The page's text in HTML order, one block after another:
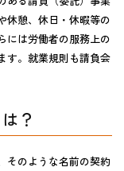
休憩、休日・休暇等の
には労働者の服務上の
す。就業規則も請負会
？
そのような名前の契約